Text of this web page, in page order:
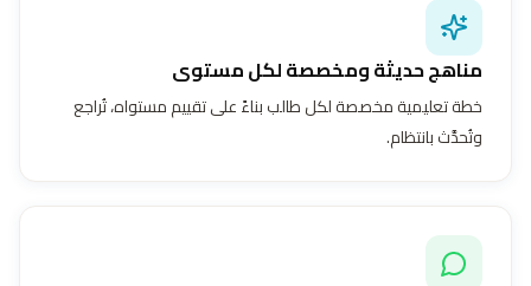
مناهج حديثة ومخصصة لكل مستوى
خطة تعليمية مخصصة لكل طالب بناءً على تقييم مستواه، تُراجع
وتُحدَّث بانتظام.